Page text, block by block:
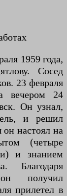
1959 года,
Сосед
23 февраля
вечером 24
Он узнал,
и решил
настоял на
(четыре
и знанием
Благодаря
получил
прилетел в